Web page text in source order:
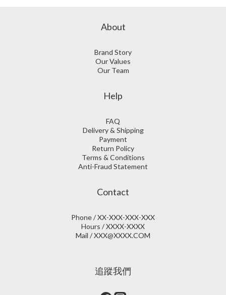
About
Brand Story
Our Values
Our Team
Help
FAQ
Delivery & Shipping
Payment
Return Policy
Terms & Conditions
Anti-Fraud Statement
Contact
Phone / XX-XXX-XXX-XXX
Hours / XXXX-XXXX
Mail / XXX@XXXX.COM
追蹤我們